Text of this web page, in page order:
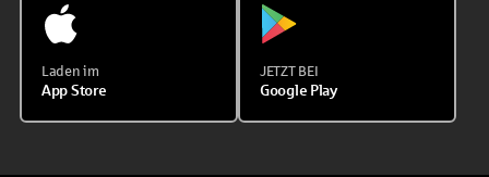
Laden im
App Store
JETZT BEI
Google Play